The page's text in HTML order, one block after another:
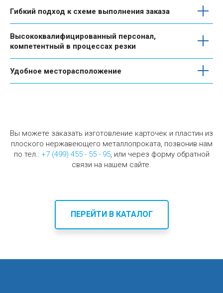
Гибкий подход к схеме выполнения заказа
Высококвалифицированный персонал,
компетентный в процессах резки
Удобное месторасположение
Вы можете заказать изготовление карточек и пластин из
плоского нержавеющего металлопроката, позвонив нам
по тел.: +7 (499) 455 - 55 - 95, или через форму обратной
связи на нашем сайте.
ПЕРЕЙТИ В КАТАЛОГ